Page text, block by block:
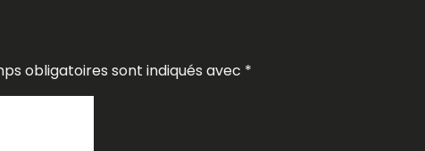
obligatoires sont indiqués avec *